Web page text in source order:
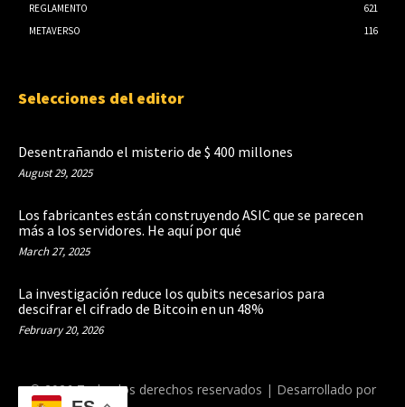
REGLAMENTO
621
METAVERSO
116
Selecciones del editor
Desentrañando el misterio de $ 400 millones
August 29, 2025
Los fabricantes están construyendo ASIC que se parecen
más a los servidores. He aquí por qué
March 27, 2025
La investigación reduce los qubits necesarios para
descifrar el cifrado de Bitcoin en un 48%
February 20, 2026
© 2026 Todos los derechos reservados | Desarrollado por